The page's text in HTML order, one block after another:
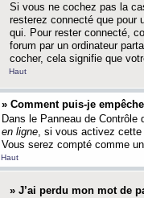
Si vous ne cochez pas la
resterez connecté que pour
qui. Pour rester connecté,
forum par un ordinateur
cocher, cela signifie que
Haut
» Comment puis-je
Dans le Panneau de Contrôle
en ligne, si vous activez cette
Vous serez compté comme
Haut
» J’ai perdu mon mot de